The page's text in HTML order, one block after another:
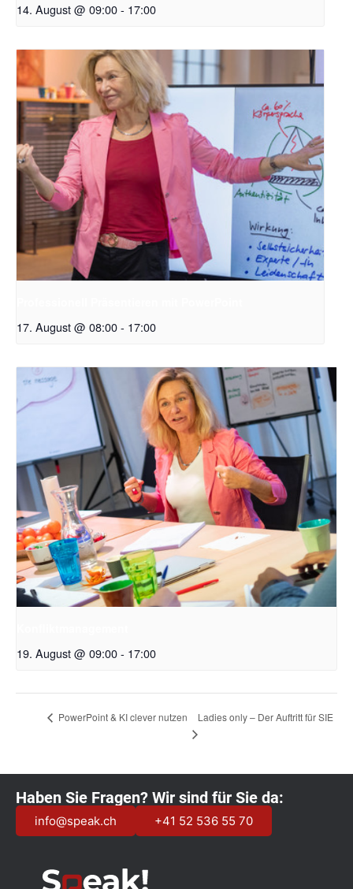
14. August @ 09:00- 17:00
17. August @ 08:00- 17:00
19. August @ 09:00- 17:00
PowerPoint & KI clever nutzen Ladies only – Der Auftritt für SIE
Haben Sie Fragen? Wir sind für Sie da:
info@speak.ch +41 52 536 55 70